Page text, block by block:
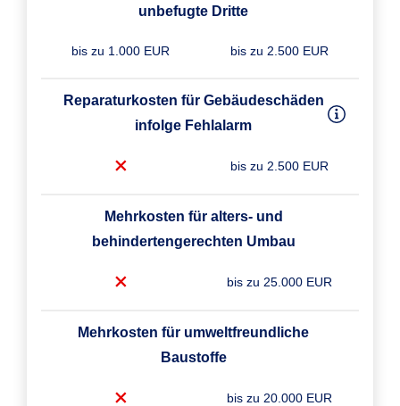
unbefugte Dritte
bis zu 1.000 EUR bis zu 2.500 EUR
Reparaturkosten für Gebäudeschäden
infolge Fehlalarm
bis zu 2.500 EUR
Mehrkosten für alters- und
behindertengerechten Umbau
bis zu 25.000 EUR
Mehrkosten für umweltfreundliche
Baustoffe
bis zu 20.000 EUR